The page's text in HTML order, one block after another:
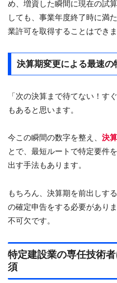
め、増資した瞬間に現在の試
しても、事業年度終了時に満
業許可を取得することはできま
決算期変更による最速の
「次の決算まで待てない！す
もあると思います。
今この瞬間の数字を整え、 決
とで、最短ルートで特定要件
出す手法もあります。
もちろん、決算期を前出しす
の確定申告をする必要があり
不可欠です。
特定建設業の専任技術
須